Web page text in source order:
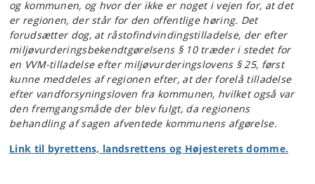
og kommunen, og hvor der ikke er noget i vejen for, at det
er regionen, der står for den offentlige høring. Det
forudsætter dog, at råstofindvindingstilladelse, der efter
miljøvurderingsbekendtgørelsens § 10 træder i stedet for
en VVM-tilladelse efter miljøvurderingslovens § 25, først
kunne meddeles af regionen efter, at der forelå tilladelse
efter vandforsyningsloven fra kommunen, hvilket også var
den fremgangsmåde der blev fulgt, da regionens
behandling af sagen afventede kommunens afgørelse.
Link til byrettens, landsrettens og Højesterets domme.